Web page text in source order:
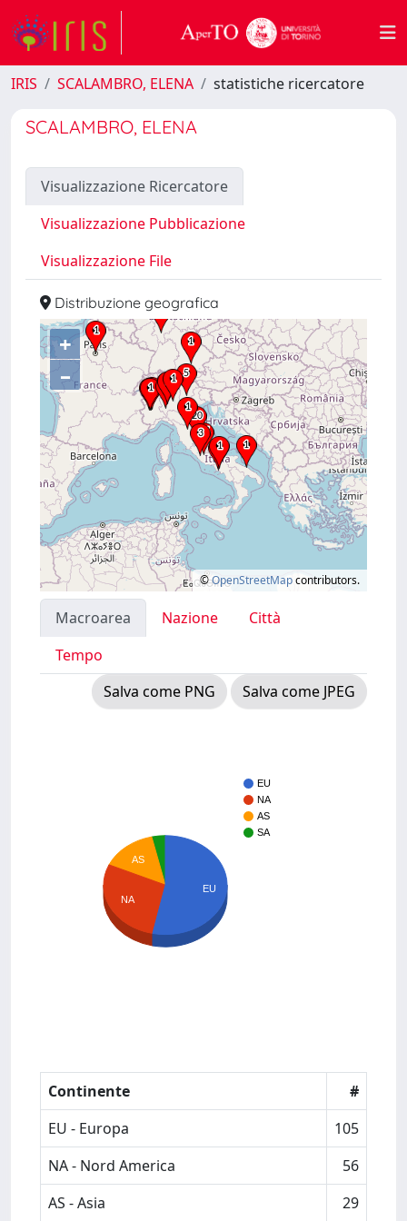
IRIS SCALAMBRO, ELENA statistiche ricercatore
SCALAMBRO, ELENA
Visualizzazione Ricercatore
Visualizzazione Pubblicazione
Visualizzazione File
Distribuzione geografica
+
–
©OpenStreetMapcontributors.
Macroarea Nazione
Città
Tempo
Salva come PNG
Salva come JPEG
EU
NA
AS
SA
AS
NA
EU
Continente
#
EU - Europa
105
NA - Nord America
56
AS - Asia
29